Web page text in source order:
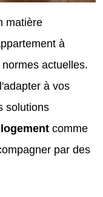
matière
à
actuelles.
à vos
solutions
comme
par des